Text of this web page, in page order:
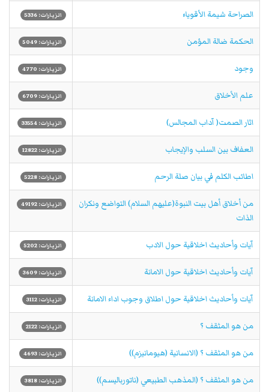
الصراحة شيمة الأقوياء الزيارات: 5336
الحكمة ضالة المؤمن الزيارات: 5049
وجود الزيارات: 4770
علم الأخلاق الزيارات: 6709
اثار الصمت( آداب المجالس) الزيارات: 33554
العفاف بين السلب والإيجاب الزيارات: 12822
اطائب الكلم في بيان صلة الرحم الزيارات: 5228
من أخلاق أهل بيت النبوة(علیهم السلام) التواضع ونكران
الذات
الزيارات: 49192
آيات وأحاديث اخلاقية حول الادب الزيارات: 5202
آيات وأحاديث اخلاقية حول الامانة الزيارات: 3609
آيات وأحاديث اخلاقية حول اطلاق وجوب اداء الامانة الزيارات: 3112
من هو المثقف ؟ الزيارات: 2122
من هو المثقف ؟ (الانسانية (هيومانيزم)) الزيارات: 4693
من هو المثقف ؟ (المذهب الطبيعي (ناتورباليسم)) الزيارات: 3818